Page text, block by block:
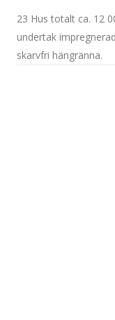
23 Hus totalt ca. 12
undertak
skarvfri hängränna.